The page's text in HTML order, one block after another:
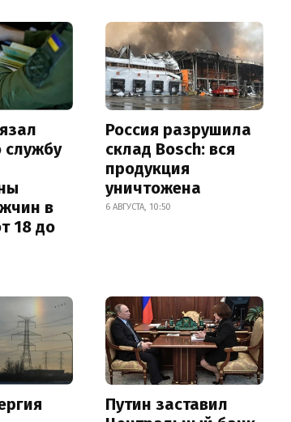
службу
в
18 до
Россия разрушила
склад Bosch: вся
продукция
уничтожена
6 АВГУСТА, 10:50
Путин заставил